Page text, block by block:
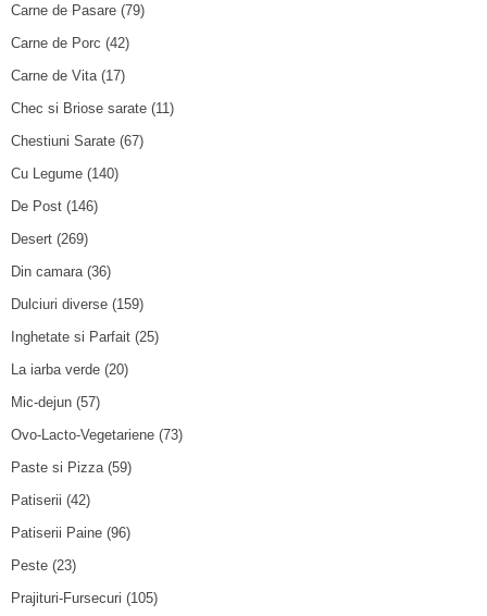
Carne de Pasare (79)
Carne de Porc (42)
Carne de Vita (17)
Chec si Briose sarate (11)
Chestiuni Sarate (67)
Cu Legume (140)
De Post (146)
Desert (269)
Din camara (36)
Dulciuri diverse (159)
Inghetate si Parfait (25)
La iarba verde (20)
Mic-dejun (57)
Ovo-Lacto-Vegetariene (73)
Paste si Pizza (59)
Patiserii (42)
Patiserii Paine (96)
Peste (23)
Prajituri-Fursecuri (105)